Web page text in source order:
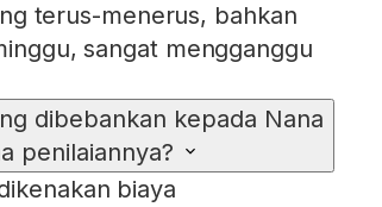
terus-menerus, bahkan
sangat mengganggu
dibebankan kepada Nana
penilaiannya?
biaya